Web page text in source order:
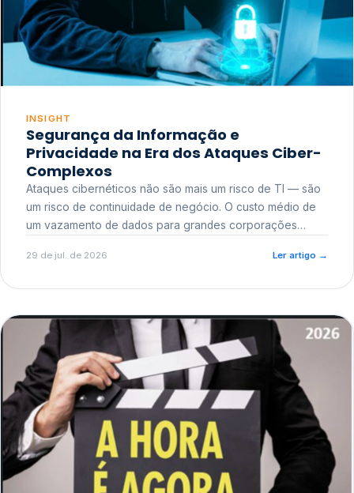
INSIGHT
Segurança da Informação e
Privacidade na Era dos Ataques Ciber-
Complexos
Ataques cibernéticos não são mais um risco de TI — são
um risco de continuidade de negócio. O custo médio de
um vazamento de dados para grandes corporações
reputacional e o risco regulatório junto a órgãos como a
29 de jul. de 2026 Ler artigo →